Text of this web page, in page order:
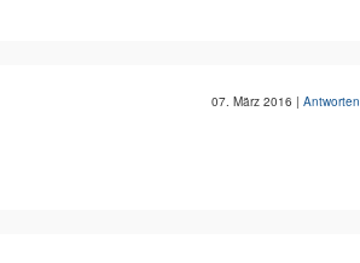
07. März 2016 | Antworten